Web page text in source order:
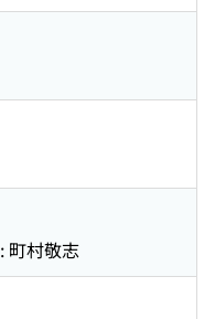
町村敬志